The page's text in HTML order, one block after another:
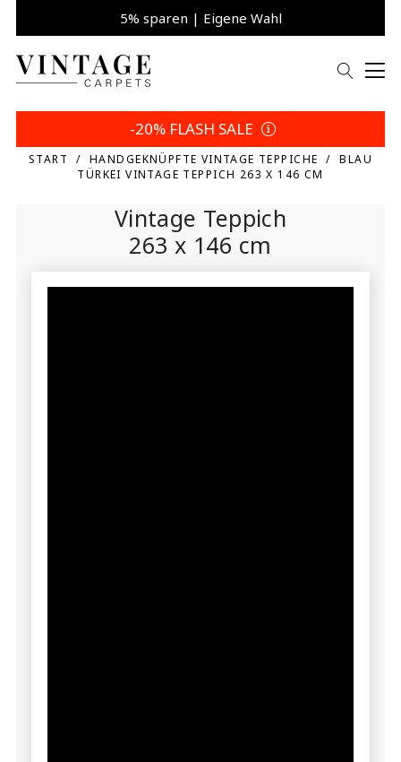
5% sparen | Eigene Wahl
-20% FLASH SALE
START HANDGEKNÜPFTE VINTAGE TEPPICHE
BLAU
TÜRKEI VINTAGE TEPPICH 263 X 146 CM
Vintage Teppich
263 x 146 cm